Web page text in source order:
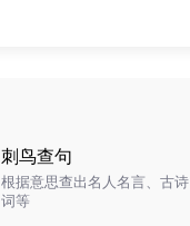
刺鸟查句
根据意思查出名人名言、古诗
词等